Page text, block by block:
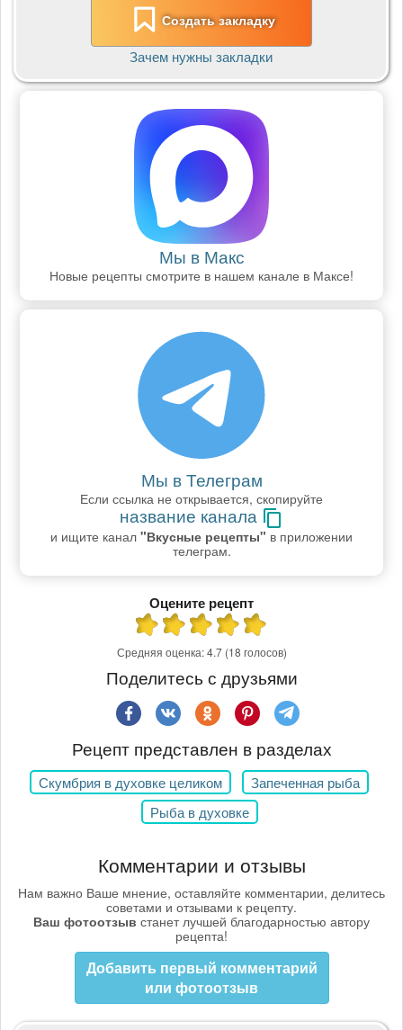
Создать закладку
Зачем нужны закладки
Мы в Макс
Новые рецепты смотрите в нашем канале в Максе!
Мы в Телеграм
Если ссылка не открывается, скопируйте
название канала
и ищите канал "Вкусные рецепты" в приложении
телеграм.
Оцените рецепт
Средняя оценка:4.7 (18 голосов)
Поделитесь с друзьями
Рецепт представлен в разделах
Скумбрия в духовке целиком
Запеченная рыба
Рыба в духовке
Комментарии и отзывы
Нам важно Ваше мнение, оставляйте комментарии, делитесь
советами и отзывами к рецепту.
Ваш фотоотзыв станет лучшей благодарностью автору
рецепта!
Добавить первый комментарий
или фотоотзыв